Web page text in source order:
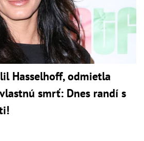
Hasselhoff, odmietla
smrť: Dnes randí s